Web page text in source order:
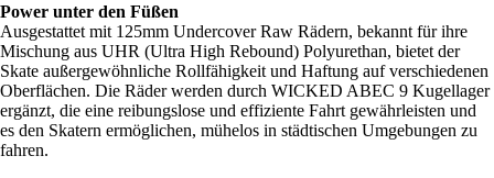
Power unter den Füßen
Ausgestattet mit 125mm Undercover Raw Rädern, bekannt für ihre
Mischung aus UHR (Ultra High Rebound) Polyurethan, bietet der
Skate außergewöhnliche Rollfähigkeit und Haftung auf verschiedenen
Oberflächen. Die Räder werden durch WICKED ABEC 9 Kugellager
ergänzt, die eine reibungslose und effiziente Fahrt gewährleisten und
es den Skatern ermöglichen, mühelos in städtischen Umgebungen zu
fahren.